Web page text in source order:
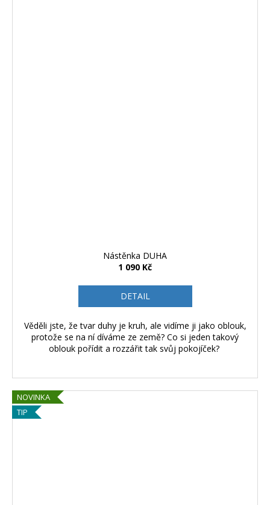
Nástěnka DUHA
1 090 Kč
DETAIL
Věděli jste, že tvar duhy je kruh, ale vidíme ji jako oblouk,
protože se na ní díváme ze země? Co si jeden takový
oblouk pořídit a rozzářit tak svůj pokojíček?
NOVINKA
TIP